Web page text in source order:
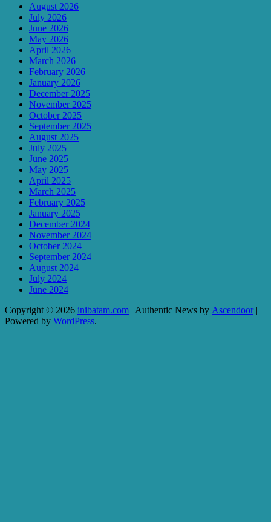
August 2026
July 2026
June 2026
May 2026
April 2026
March 2026
February 2026
January 2026
December 2025
November 2025
October 2025
September 2025
August 2025
July 2025
June 2025
May 2025
April 2025
March 2025
February 2025
January 2025
December 2024
November 2024
October 2024
September 2024
August 2024
July 2024
June 2024
Copyright © 2026 inibatam.com | Authentic News by Ascendoor|
Powered by WordPress.